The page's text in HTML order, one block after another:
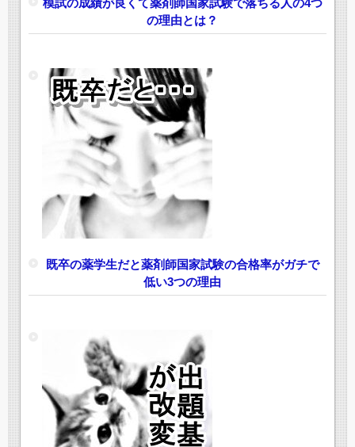
模試の成績が良くて薬剤師国家試験で落ちる人の4つ
の理由とは？
既卒の薬学生だと薬剤師国家試験の合格率がガチで
低い3つの理由